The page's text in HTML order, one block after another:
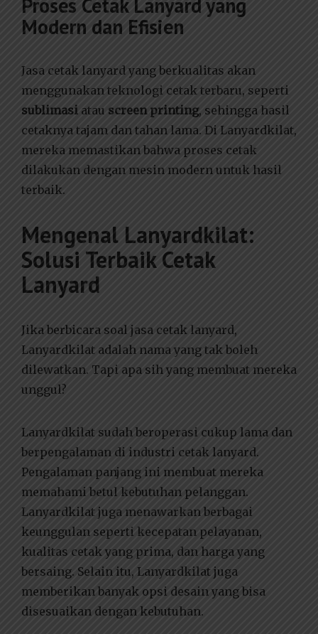
Proses Cetak Lanyard yang
Modern dan Efisien
Jasa cetak lanyard yang berkualitas akan
menggunakan teknologi cetak terbaru, seperti
sublimasi atau screen printing, sehingga hasil
cetaknya tajam dan tahan lama. Di Lanyardkilat,
mereka memastikan bahwa proses cetak
dilakukan dengan mesin modern untuk hasil
terbaik.
Mengenal Lanyardkilat:
Solusi Terbaik Cetak
Lanyard
Jika berbicara soal jasa cetak lanyard,
Lanyardkilat adalah nama yang tak boleh
dilewatkan. Tapi apa sih yang membuat mereka
unggul?
Lanyardkilat sudah beroperasi cukup lama dan
berpengalaman di industri cetak lanyard.
Pengalaman panjang ini membuat mereka
memahami betul kebutuhan pelanggan.
Lanyardkilat juga menawarkan berbagai
keunggulan seperti kecepatan pelayanan,
kualitas cetak yang prima, dan harga yang
bersaing. Selain itu, Lanyardkilat juga
memberikan banyak opsi desain yang bisa
disesuaikan dengan kebutuhan.